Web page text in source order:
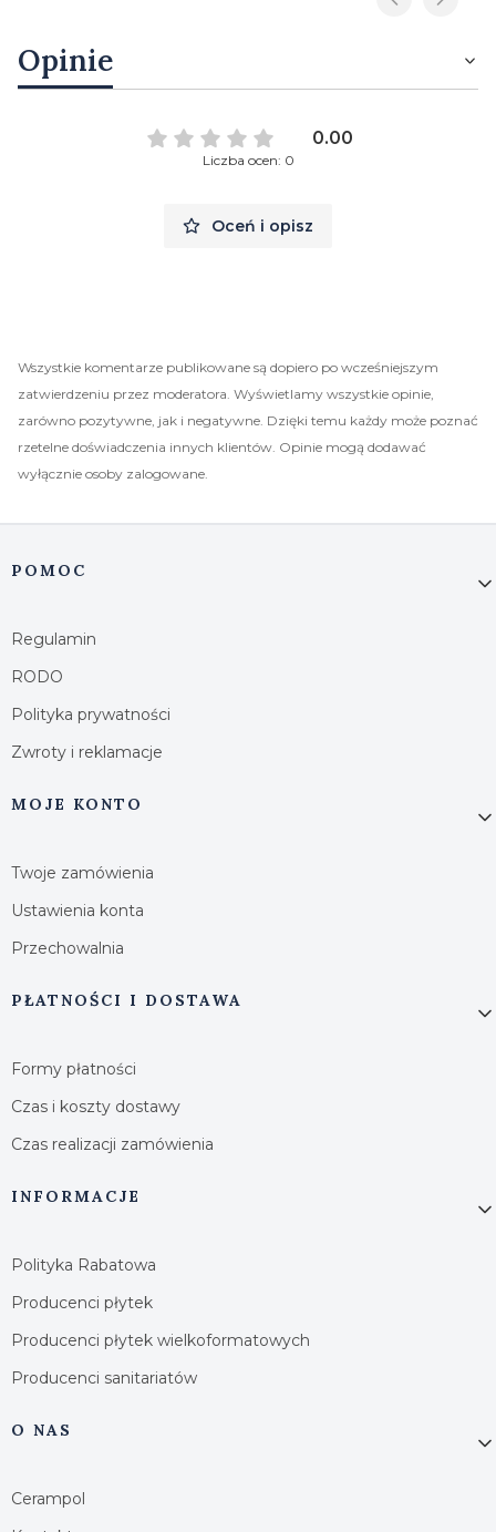
Opinie
0.00
Liczba ocen: 0
Oceń i opisz
Wszystkie komentarze publikowane są dopiero po wcześniejszym
zatwierdzeniu przez moderatora. Wyświetlamy wszystkie opinie,
zarówno pozytywne, jak i negatywne. Dzięki temu każdy może poznać
rzetelne doświadczenia innych klientów. Opinie mogą dodawać
wyłącznie osoby zalogowane.
Linki w stopce
POMOC
Regulamin
RODO
Polityka prywatności
Zwroty i reklamacje
MOJE KONTO
Twoje zamówienia
Ustawienia konta
Przechowalnia
PŁATNOŚCI I DOSTAWA
Formy płatności
Czas i koszty dostawy
Czas realizacji zamówienia
INFORMACJE
Polityka Rabatowa
Producenci płytek
Producenci płytek wielkoformatowych
Producenci sanitariatów
O NAS
Cerampol